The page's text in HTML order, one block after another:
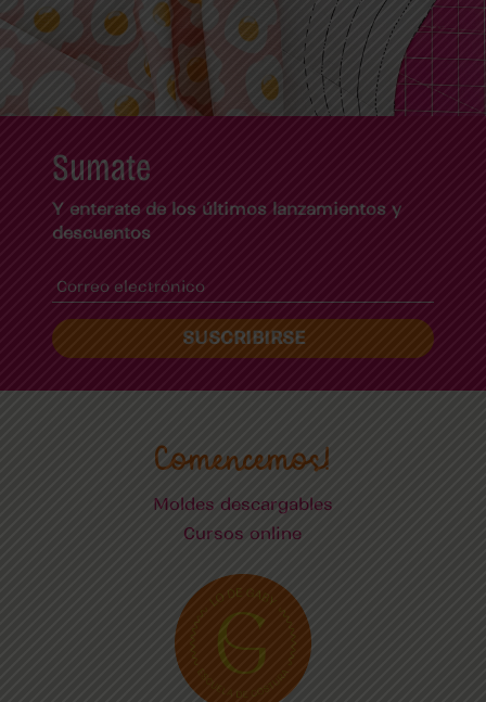
Sumate
Y enterate de los últimos lanzamientos y
descuentos
SUSCRIBIRSE
Comencemos!
Moldes descargables
Cursos online